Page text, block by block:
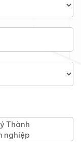
Thành
nghiệp